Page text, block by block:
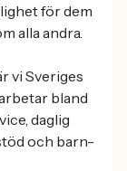
för dem
alla andra.
vi Sveriges
bland
daglig
och barn-